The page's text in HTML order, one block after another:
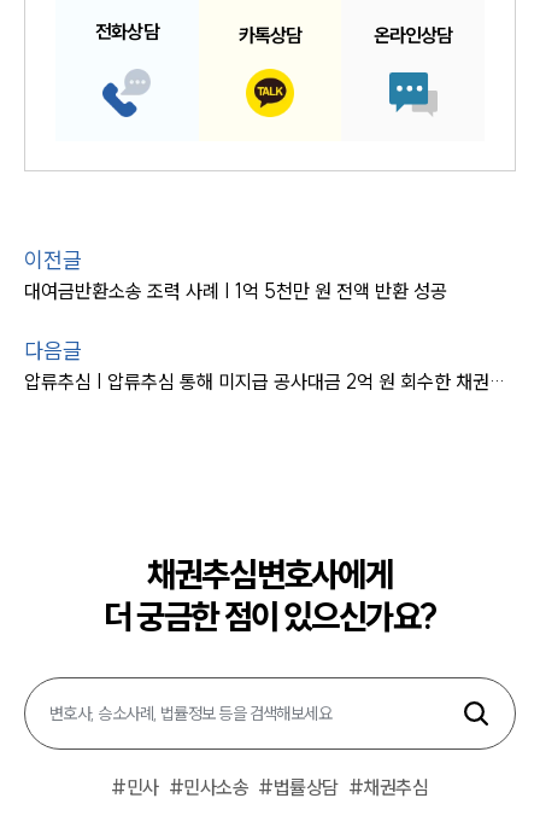
전화상담 카톡상담 온라인상담
이전글
대여금반환소송 조력 사례 | 1억 5천만 원 전액 반환 성공
다음글
압류추심 | 압류추심 통해 미지급 공사대금 2억 원 회수한 채권추심변호사
채권추심변호사에게
더 궁금한 점이 있으신가요?
#민사 #민사소송 #법률상담 #채권추심